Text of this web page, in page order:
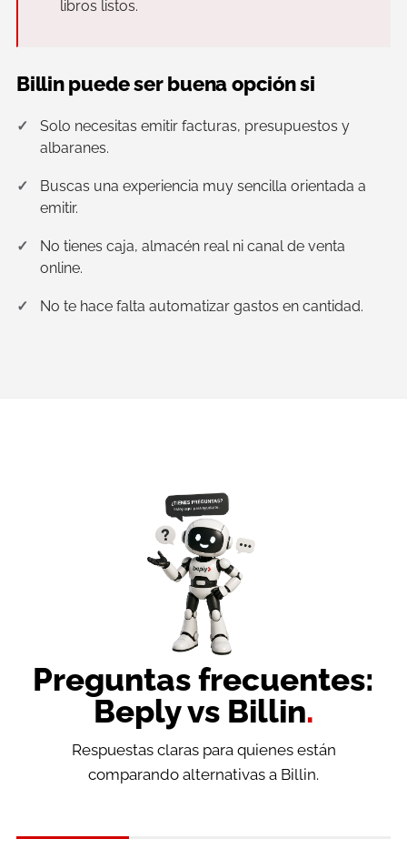
libros listos.
Billin puede ser buena opción si
Solo necesitas emitir facturas, presupuestos y
albaranes.
Buscas una experiencia muy sencilla orientada a
emitir.
No tienes caja, almacén real ni canal de venta
online.
No te hace falta automatizar gastos en cantidad.
Preguntas frecuentes:
Beply vs Billin.
Respuestas claras para quienes están
comparando alternativas a Billin.